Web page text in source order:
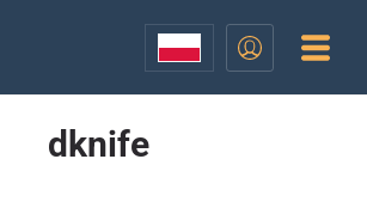
dknife